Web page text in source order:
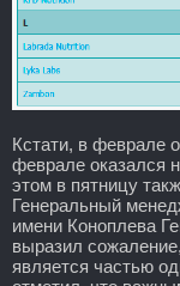
Кстати, в феврале
феврале оказался
этом в пятницу
Генеральный
имени Коноплева
выразил
является частью